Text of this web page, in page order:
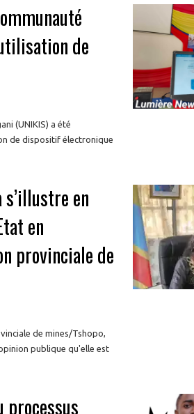
de
(UNIKIS) a été
de dispositif électronique
s’illustre en
en
provinciale de
de mines/Tshopo,
publique qu'elle est
processus